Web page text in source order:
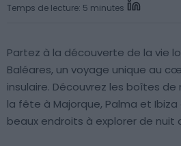
Temps de lecture: 5 minutes
Partez à la découverte de la vie
Baléares, un voyage unique au
insulaire. Découvrez les boîtes
la fête à Majorque, Palma et Ibiza
beaux endroits à explorer de nuit